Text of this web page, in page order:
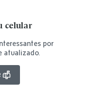
celular
por
atualizado.